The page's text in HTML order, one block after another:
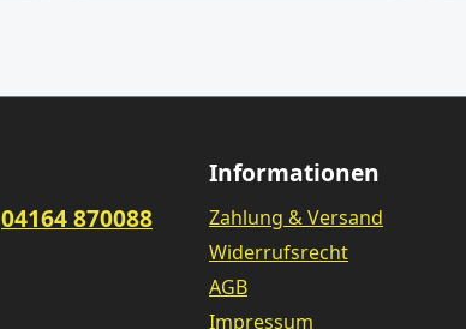
04164 870088
Informationen
Zahlung & Versand
Widerrufsrecht
AGB
Impressum